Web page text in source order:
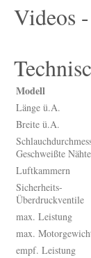
Videos
Modell
Länge ü.A.
Breite ü.A.
Geschweißte Nähte
Luftkammern
Sicherheits-
Überdruckventile
max. Leistung
max.
empf. Leistung